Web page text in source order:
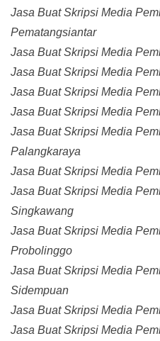
Jasa Buat Skripsi Media
Pematangsiantar
Jasa Buat Skripsi Media
Jasa Buat Skripsi Media
Jasa Buat Skripsi Media
Jasa Buat Skripsi Media
Jasa Buat Skripsi Media
Palangkaraya
Jasa Buat Skripsi Media
Jasa Buat Skripsi Media
Singkawang
Jasa Buat Skripsi Media
Probolinggo
Jasa Buat Skripsi Media
Sidempuan
Jasa Buat Skripsi Media
Jasa Buat Skripsi Media